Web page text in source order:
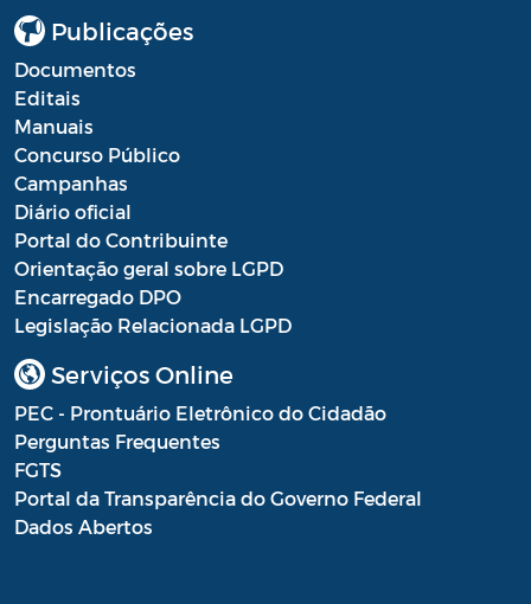
Publicações
Documentos
Editais
Manuais
Concurso Público
Campanhas
Diário oficial
Portal do Contribuinte
Orientação geral sobre LGPD
Encarregado DPO
Legislação Relacionada LGPD
Serviços Online
PEC - Prontuário Eletrônico do Cidadão
Perguntas Frequentes
FGTS
Portal da Transparência do Governo Federal
Dados Abertos